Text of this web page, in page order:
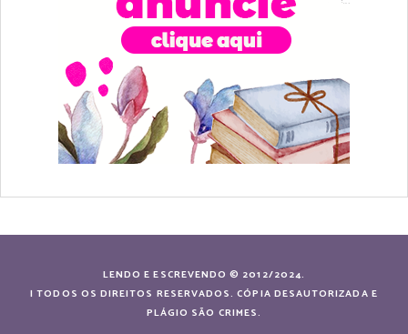
LENDO E ESCREVENDO © 2012/2024.
| TODOS OS DIREITOS RESERVADOS. CÓPIA DESAUTORIZADA E
PLÁGIO SÃO CRIMES.